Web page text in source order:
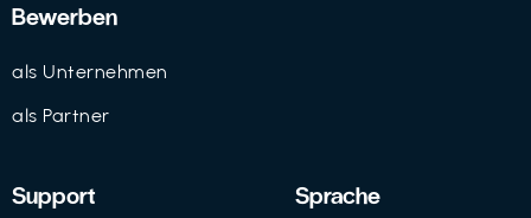
Bewerben
als Unternehmen
als Partner
Support Sprache